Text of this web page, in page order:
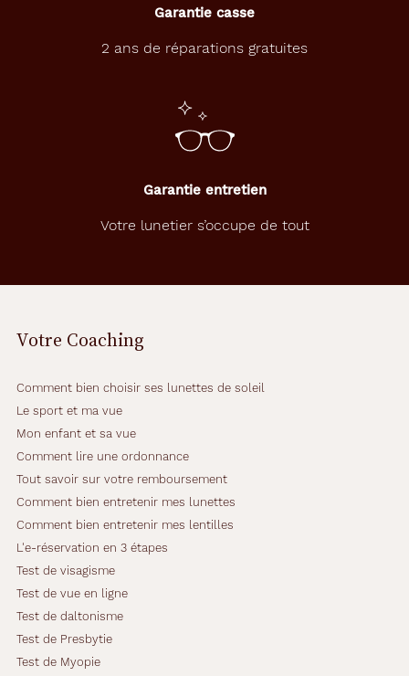
Garantie casse
2 ans de réparations gratuites
Garantie entretien
Votre lunetier s’occupe de tout
Votre Coaching
Comment bien choisir ses lunettes de soleil
Le sport et ma vue
Mon enfant et sa vue
Comment lire une ordonnance
Tout savoir sur votre remboursement
Comment bien entretenir mes lunettes
Comment bien entretenir mes lentilles
L'e-réservation en 3 étapes
Test de visagisme
Test de vue en ligne
Test de daltonisme
Test de Presbytie
Test de Myopie